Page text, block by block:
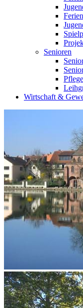
Senioren
Wirtschaft &